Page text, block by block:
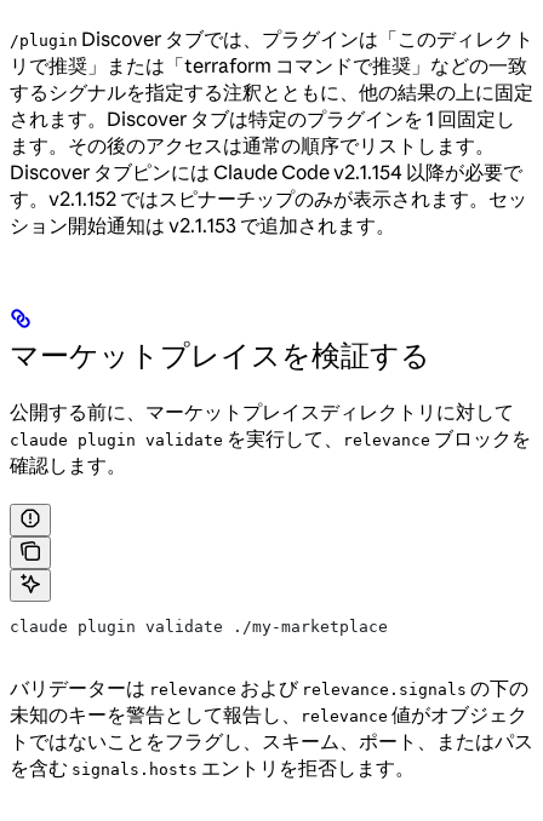
/plugin Discover タブでは、プラグインは「このディレクト
リで推奨」または「terraform コマンドで推奨」などの一致
するシグナルを指定する注釈とともに、他の結果の上に固定
されます。Discover タブは特定のプラグインを 1 回固定し
ます。その後のアクセスは通常の順序でリストします。
Discover タブピンには Claude Code v2.1.154 以降が必要で
す。v2.1.152 ではスピナーチップのみが表示されます。セッ
ション開始通知は v2.1.153 で追加されます。
マーケットプレイスを検証する
公開する前に、マーケットプレイスディレクトリに対して
claude plugin validate を実行して、 relevance ブロックを
確認します。
claude plugin validate ./my-marketplace
バリデーターは relevance および relevance.signals の下の
未知のキーを警告として報告し、
relevance 値がオブジェク
トではないことをフラグし、スキーム、ポート、またはパス
を含む signals.hosts エントリを拒否します。